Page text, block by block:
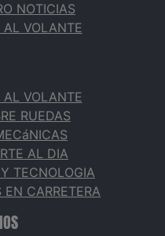
NOTICIAS
AL VOLANTE
AL VOLANTE
RUEDAS
AL DIA
TECNOLOGIA
EN CARRETERA